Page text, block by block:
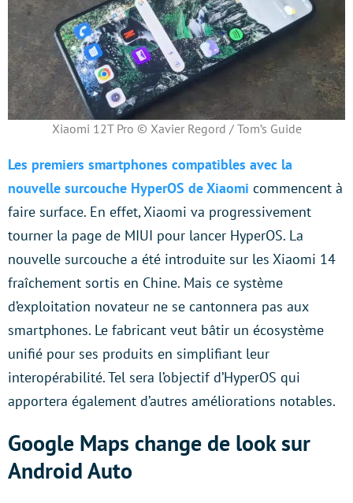
Xiaomi 12T Pro © Xavier Regord / Tom’s Guide
Les premiers smartphones compatibles avec la
nouvelle surcouche HyperOS de Xiaomi commencent à
faire surface. En effet, Xiaomi va progressivement
tourner la page de MIUI pour lancer HyperOS. La
nouvelle surcouche a été introduite sur les Xiaomi 14
fraîchement sortis en Chine. Mais ce système
d’exploitation novateur ne se cantonnera pas aux
smartphones. Le fabricant veut bâtir un écosystème
unifié pour ses produits en simplifiant leur
interopérabilité. Tel sera l’objectif d’HyperOS qui
apportera également d’autres améliorations notables.
Google Maps change de look sur
Android Auto